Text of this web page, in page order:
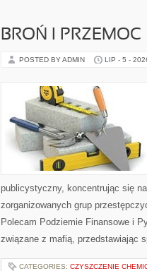
BROŃ I PRZEMOC
POSTED BY ADMIN LIP - 5 -
publicystyczny, koncentrując się
zorganizowanych grup
Polecam Podziemie Finansowe i
związane z mafią, przedstawiając
CATEGORIES: CZYSZCZENIE